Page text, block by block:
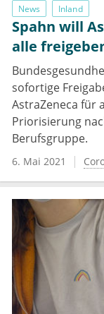
News Inland
Spahn will
alle
sofortige
AstraZeneca für
Priorisierung
Berufsgruppe.
6. Mai 2021